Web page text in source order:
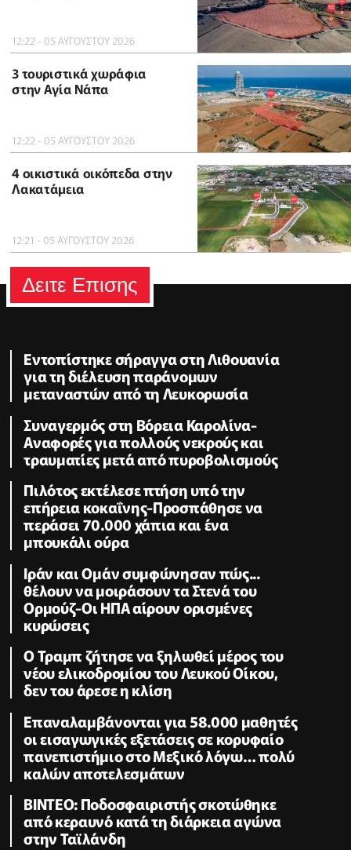
12:22 - 05 ΑΥΓΟΥΣΤΟΥ 2026
3 τουριστικά χωράφια
στην Αγία Νάπα
12:22 - 05 ΑΥΓΟΥΣΤΟΥ 2026
4 οικιστικά οικόπεδα στην
Λακατάμεια
12:21 - 05 ΑΥΓΟΥΣΤΟΥ 2026
Δειτε Επισης
Εντοπίστηκε σήραγγα στη Λιθουανία
για τη διέλευση παράνομων
μεταναστών από τη Λευκορωσία
Συναγερμός στη Βόρεια Καρολίνα-
Αναφορές για πολλούς νεκρούς και
τραυματίες μετά από πυροβολισμούς
Πιλότος εκτέλεσε πτήση υπό την
επήρεια κοκαΐνης-Προσπάθησε να
περάσει 70.000 χάπια και ένα
μπουκάλι ούρα
Ιράν και Ομάν συμφώνησαν πώς...
θέλουν να μοιράσουν τα Στενά του
Ορμούζ-Οι ΗΠΑ αίρουν ορισμένες
κυρώσεις
Ο Τραμπ ζήτησε να ξηλωθεί μέρος του
νέου ελικοδρομίου του Λευκού Οίκου,
δεν του άρεσε η κλίση
Επαναλαμβάνονται για 58.000 μαθητές
οι εισαγωγικές εξετάσεις σε κορυφαίο
πανεπιστήμιο στο Μεξικό λόγω… πολύ
καλών αποτελεσμάτων
ΒΙΝΤΕΟ: Ποδοσφαιριστής σκοτώθηκε
από κεραυνό κατά τη διάρκεια αγώνα
στην Ταϊλάνδη